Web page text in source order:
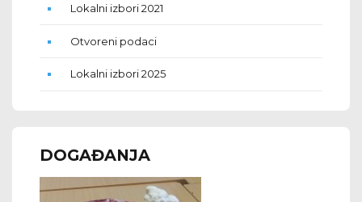
Lokalni izbori 2021
Otvoreni podaci
Lokalni izbori 2025
DOGAĐANJA